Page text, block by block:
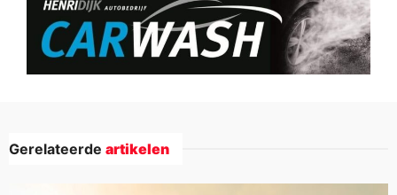
Gerelateerde artikelen